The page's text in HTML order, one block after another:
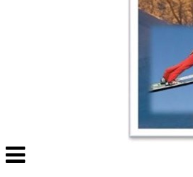
Veksle
navigasjon